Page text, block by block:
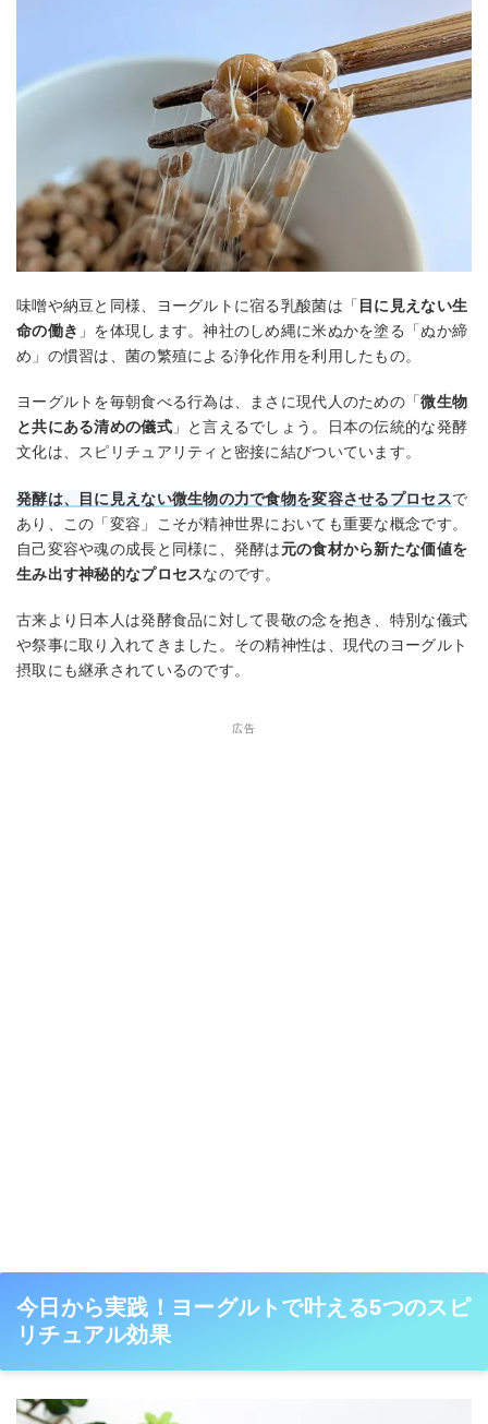
味噌や納豆と同様、ヨーグルトに宿る乳酸菌は「目に見えない生
命の働き 」を体現します。神社のしめ縄に米ぬかを塗る「ぬか締
め」の慣習は、菌の繁殖による浄化作用を利用したもの。
ヨーグルトを毎朝食べる行為は、まさに現代人のための「微生物
と共にある清めの儀式」と言えるでしょう。日本の伝統的な発酵
文化は、スピリチュアリティと密接に結びついています。
発酵は、目に見えない微生物の力で食物を変容させるプロセスで
あり、この「変容」こそが精神世界においても重要な概念です。
自己変容や魂の成長と同様に、発酵は元の食材から新たな価値を
生み出す神秘的なプロセスなのです。
古来より日本人は発酵食品に対して畏敬の念を抱き、特別な儀式
や祭事に取り入れてきました。その精神性は、現代のヨーグルト
摂取にも継承されているのです。
広告
今日から実践！ヨーグルトで叶える5つのスピ
リチュアル効果